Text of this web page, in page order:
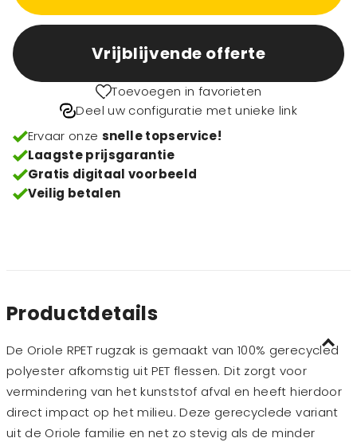
Vrijblijvende offerte
Toevoegen in favorieten
Deel uw configuratie met unieke link
Ervaar onze snelle topservice!
Laagste prijsgarantie
Gratis digitaal voorbeeld
Veilig betalen
Productdetails
De Oriole RPET rugzak is gemaakt van 100% gerecycled
polyester afkomstig uit PET flessen. Dit zorgt voor
vermindering van het kunststof afval en heeft hierdoor
direct impact op het milieu. Deze gerecyclede variant
uit de Oriole familie en net zo stevig als de minder